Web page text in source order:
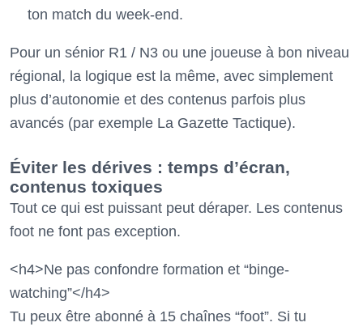
ton match du week-end.
Pour un sénior R1 / N3 ou une joueuse à bon niveau
régional, la logique est la même, avec simplement
plus d’autonomie et des contenus parfois plus
avancés (par exemple La Gazette Tactique).
Éviter les dérives : temps d’écran,
contenus toxiques
Tout ce qui est puissant peut déraper. Les contenus
foot ne font pas exception.
<h4>Ne pas confondre formation et “binge-
watching”</h4>
Tu peux être abonné à 15 chaînes “foot”. Si tu